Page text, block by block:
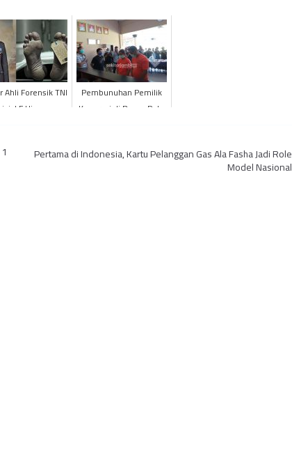
Ahli Forensik TNI
F Hingga
Pembunuhan Pemilik
Koperasi di Bagan Pete
Pertama di Indonesia, Kartu Pelanggan Gas Ala Fasha Jadi Role
Model Nasional